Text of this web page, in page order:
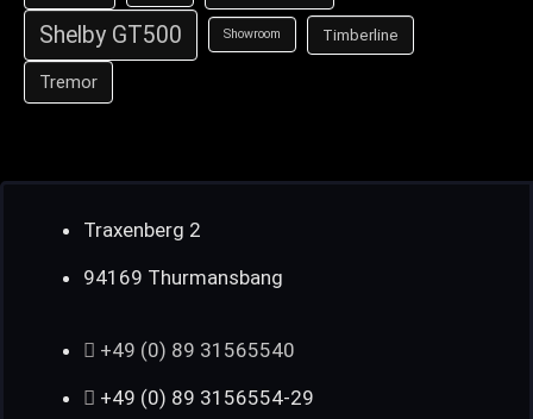
Shelby GT500 Showroom Timberline
Tremor
Traxenberg 2
94169 Thurmansbang
+49 (0) 89 31565540
+49 (0) 89 3156554-29